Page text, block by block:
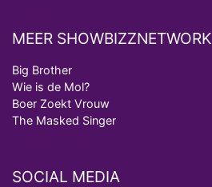
MEER SHOWBIZZNETWORK
Big Brother
Wie is de Mol?
Boer Zoekt Vrouw
The Masked Singer
SOCIAL MEDIA